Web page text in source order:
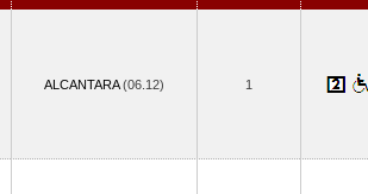
ALCANTARA(06.12) 1